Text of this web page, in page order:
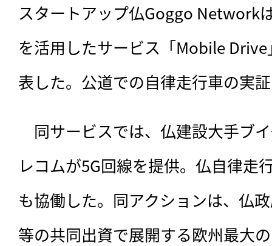
スタートアップ仏Goggo Network
を活用したサービス「Mobile
表した。公道での自律走行車の実
同サービスでは、 仏建設大手ブ
レコムが5G回線を提供。仏自律走
も協働した。同アクションは、仏
等の共同出資で展開する欧州最大